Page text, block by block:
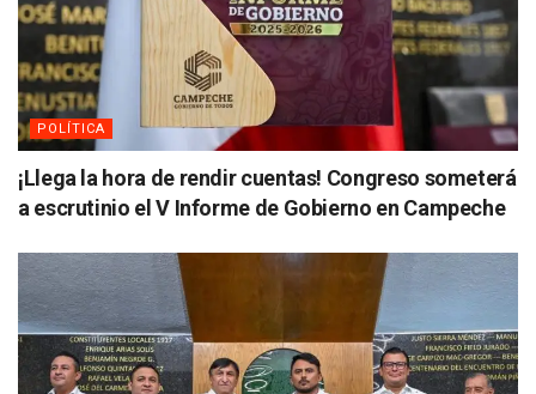
POLÍTICA
¡Llega la hora de rendir cuentas! Congreso someterá
a escrutinio el V Informe de Gobierno en Campeche